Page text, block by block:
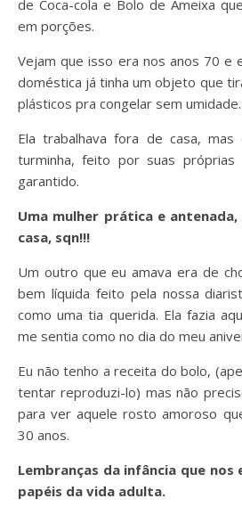
de Coca-cola e Bolo de Ameixa
em porções.
Vejam que isso era nos anos 70 e
doméstica já tinha um objeto que
plásticos pra congelar sem umidade.
Ela trabalhava fora de casa,
turminha, feito por suas próprias
garantido.
Uma mulher prática e
casa, sqn!!!
Um outro que eu amava era de
bem líquida feito pela nossa
como uma tia querida. Ela fazia
me sentia como no dia do meu
Eu não tenho a receita do bolo,
tentar reproduzi-lo) mas não
para ver aquele rosto amoroso
30 anos.
Lembranças da infância que nos
papéis da vida adulta.